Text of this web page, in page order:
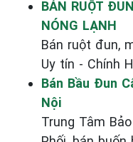
BÁN RUỘT
NÓNG LẠNH
Bán ruột đun,
Uy tín - Chính
Bán Bầu Đun
Nội
Trung Tâm